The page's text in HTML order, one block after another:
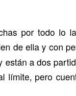
por todo lo
de ella y con
a dos
límite, pero